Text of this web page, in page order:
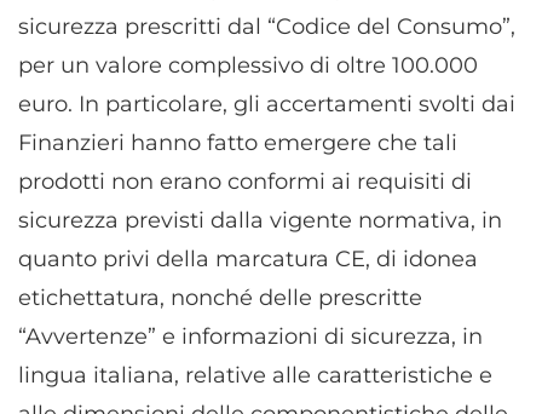
sicurezza prescritti dal “Codice del Consumo”,
per un valore complessivo di oltre 100.000
euro. In particolare, gli accertamenti svolti dai
Finanzieri hanno fatto emergere che tali
prodotti non erano conformi ai requisiti di
sicurezza previsti dalla vigente normativa, in
quanto privi della marcatura CE, di idonea
etichettatura, nonché delle prescritte
“Avvertenze” e informazioni di sicurezza, in
lingua italiana, relative alle caratteristiche e